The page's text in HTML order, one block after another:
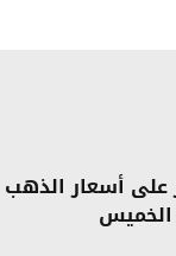
على أسعار الذهب
الخميس